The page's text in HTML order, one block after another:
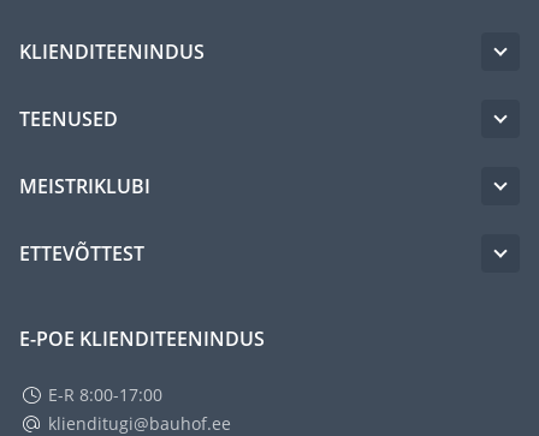
KLIENDITEENINDUS
TEENUSED
MEISTRIKLUBI
ETTEVÕTTEST
E-POE KLIENDITEENINDUS
E-R 8:00-17:00
klienditugi@bauhof.ee